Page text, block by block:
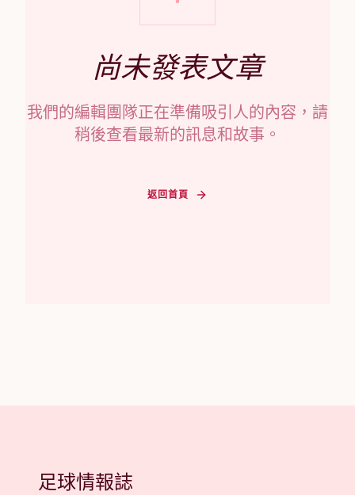
尚未發表文章
我們的編輯團隊正在準備吸引人的內容，請
稍後查看最新的訊息和故事。
返回首頁
足球情報誌